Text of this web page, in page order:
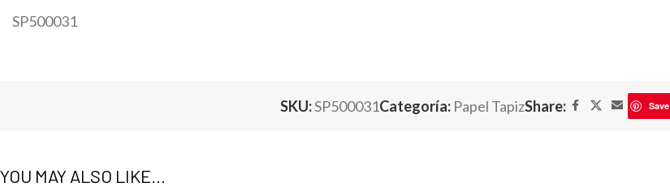
SP500031
SKU:SP500031Categoría: Papel TapizShare: Save
YOU MAY ALSO LIKE…